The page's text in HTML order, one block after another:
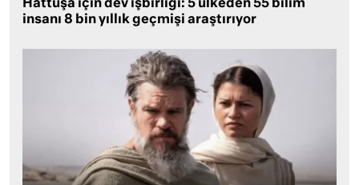
Hattuşa için dev işbirliği: 5 ülkeden 55 bilim
insanı 8 bin yıllık geçmişi araştırıyor